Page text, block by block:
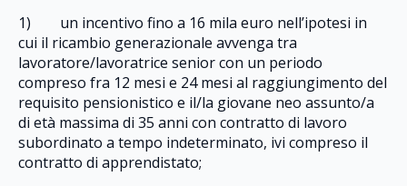
1) un incentivo fino a 16 mila euro nell’ipotesi in
cui il ricambio generazionale avvenga tra
lavoratore/lavoratrice senior con un periodo
compreso fra 12 mesi e 24 mesi al raggiungimento del
requisito pensionistico e il/la giovane neo assunto/a
di età massima di 35 anni con contratto di lavoro
subordinato a tempo indeterminato, ivi compreso il
contratto di apprendistato;